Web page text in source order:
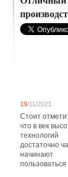
19/11/2021
Стоит
что в век
технологий
достаточно
начинают
пользоваться